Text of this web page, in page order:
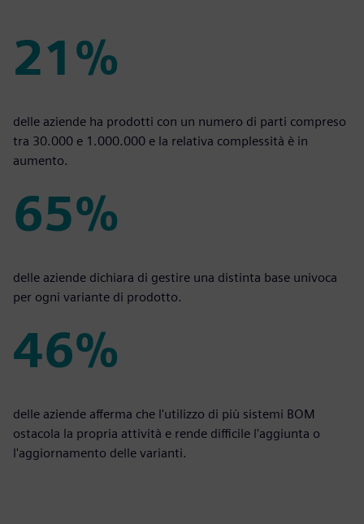
21%
delle aziende ha prodotti con un numero di parti compreso
tra 30.000 e 1.000.000 e la relativa complessità è in
aumento.
65%
delle aziende dichiara di gestire una distinta base univoca
per ogni variante di prodotto.
46%
delle aziende afferma che l'utilizzo di più sistemi BOM
ostacola la propria attività e rende difficile l'aggiunta o
l'aggiornamento delle varianti.